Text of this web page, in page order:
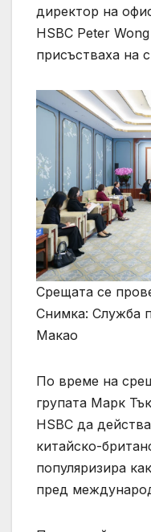
директор на
HSBC Peter
присъстваха на
Срещата се
Снимка: Служба
Макао
По време на
групата Марк
HSBC да
китайско-
популяризира
пред